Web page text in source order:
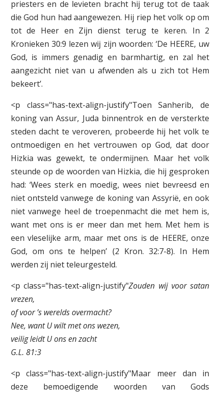
priesters en de levieten bracht hij terug tot de taak
die God hun had aangewezen. Hij riep het volk op om
tot de Heer en Zijn dienst terug te keren. In 2
Kronieken 30:9 lezen wij zijn woorden: ‘De HEERE, uw
God, is immers genadig en barmhartig, en zal het
aangezicht niet van u afwenden als u zich tot Hem
bekeert’.
<p class="has-text-align-justify"Toen Sanherib, de
koning van Assur, Juda binnentrok en de versterkte
steden dacht te veroveren, probeerde hij het volk te
ontmoedigen en het vertrouwen op God, dat door
Hizkia was gewekt, te ondermijnen. Maar het volk
steunde op de woorden van Hizkia, die hij gesproken
had: ‘Wees sterk en moedig, wees niet bevreesd en
niet ontsteld vanwege de koning van Assyrië, en ook
niet vanwege heel de troepenmacht die met hem is,
want met ons is er meer dan met hem. Met hem is
een vleselijke arm, maar met ons is de HEERE, onze
God, om ons te helpen’ (2 Kron. 32:7-8). In Hem
werden zij niet teleurgesteld.
<p class="has-text-align-justify"Zouden wij voor satan
vrezen,
of voor ’s werelds overmacht?
Nee, want U wilt met ons wezen,
veilig leidt U ons en zacht
G.L. 81:3
<p class="has-text-align-justify"Maar meer dan in
deze bemoedigende woorden van Gods